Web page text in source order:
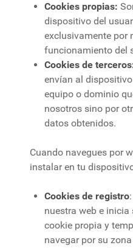
Cookies propias:
dispositivo del
exclusivamente por
funcionamiento del
Cookies de
envían al
equipo o dominio
nosotros sino por
datos obtenidos.
Cuando navegues por
instalar en tu
Cookies de registro
nuestra web e
cookie propia y
navegar por su